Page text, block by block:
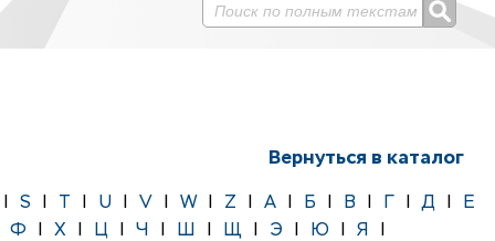
Вернуться в каталог
S U| V W| Z А| Б В |Д|
Е
Ф Х| Ц| Ч Ш Щ| Э Ю Я